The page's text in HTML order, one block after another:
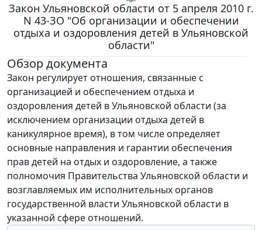
Закон Ульяновской области от 5 апреля 2010 г.
N 43-ЗО "Об организации и обеспечении
отдыха и оздоровления детей в Ульяновской
области"
Обзор документа
Закон регулирует отношения, связанные с
организацией и обеспечением отдыха и
оздоровления детей в Ульяновской области (за
исключением организации отдыха детей в
каникулярное время), в том числе определяет
основные направления и гарантии обеспечения
прав детей на отдых и оздоровление, а также
полномочия Правительства Ульяновской области и
возглавляемых им исполнительных органов
государственной власти Ульяновской области в
указанной сфере отношений.